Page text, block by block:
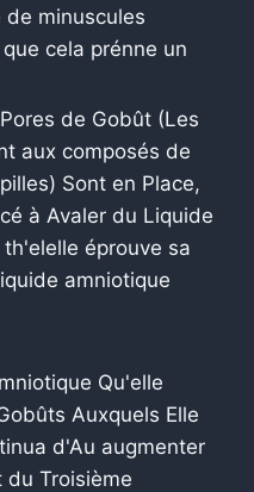
de minuscules
cela prénne un
de Gobût (Les
aux composés de
Sont en Place,
à Avaler du Liquide
th'elelle éprouve sa
amniotique
Qu'elle
Auxquels Elle
d'Au augmenter
du Troisième